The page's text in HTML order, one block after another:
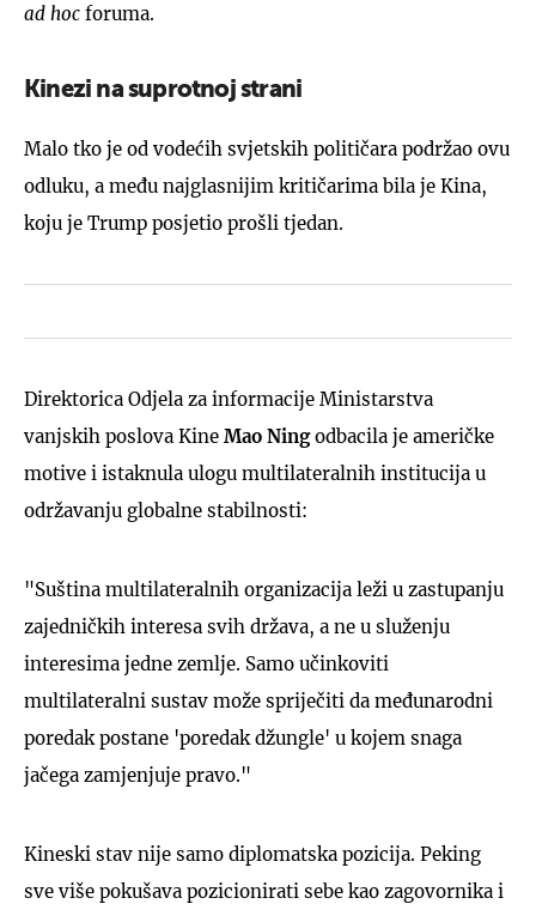
ad hoc foruma.
Kinezi na suprotnoj strani
Malo tko je od vodećih svjetskih političara podržao ovu
odluku, a među najglasnijim kritičarima bila je Kina,
koju je Trump posjetio prošli tjedan.
Direktorica Odjela za informacije Ministarstva
vanjskih poslova Kine Mao Ningodbacila je američke
motive i istaknula ulogu multilateralnih institucija u
održavanju globalne stabilnosti:
"Suština multilateralnih organizacija leži u zastupanju
zajedničkih interesa svih država, a ne u služenju
interesima jedne zemlje. Samo učinkoviti
multilateralni sustav može spriječiti da međunarodni
poredak postane 'poredak džungle' u kojem snaga
jačega zamjenjuje pravo."
Kineski stav nije samo diplomatska pozicija. Peking
sve više pokušava pozicionirati sebe kao zagovornika i